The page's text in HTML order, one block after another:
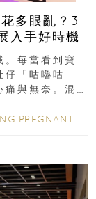
多眼亂？3
入手好時機
。每當看到寶
仔「咕嚕咕
痛與無奈。混
PREGNANT